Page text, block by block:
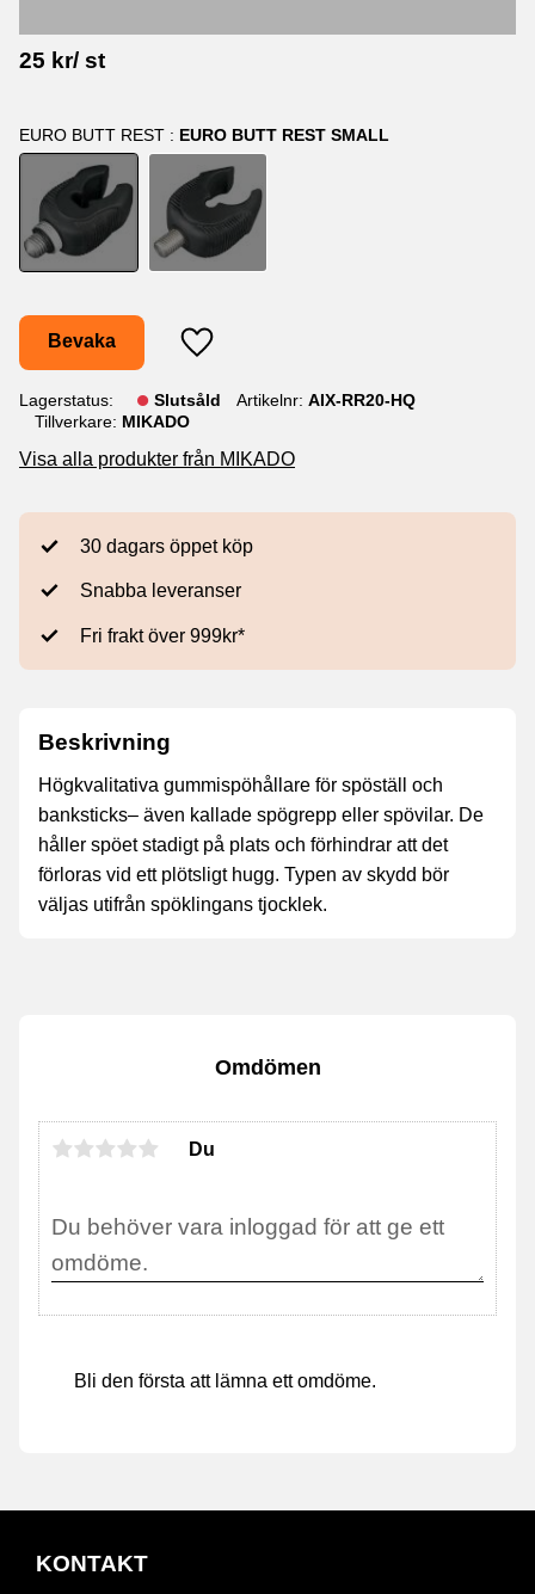
25 kr/ st
EURO BUTT REST : EURO BUTT REST SMALL
Lägg till i favoriter
Bevaka
Lagerstatus Slutsåld Artikelnr AIX-RR20-HQ
Tillverkare MIKADO
Visa alla produkter från MIKADO
30 dagars öppet köp
Snabba leveranser
Fri frakt över 999kr*
Beskrivning
Högkvalitativa gummispöhållare för spöställ och
banksticks– även kallade spögrepp eller spövilar. De
håller spöet stadigt på plats och förhindrar att det
förloras vid ett plötsligt hugg. Typen av skydd bör
väljas utifrån spöklingans tjocklek.
Omdömen
Du
Bli den första att lämna ett omdöme.
KONTAKT